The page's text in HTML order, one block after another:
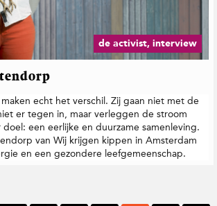
de activist, interview
echt het verschil. Zij gaan niet met de
er tegen in, maar verleggen de stroom
een eerlijke en duurzame samenleving.
van Wij krijgen kippen in Amsterdam
en een gezondere leefgemeenschap.